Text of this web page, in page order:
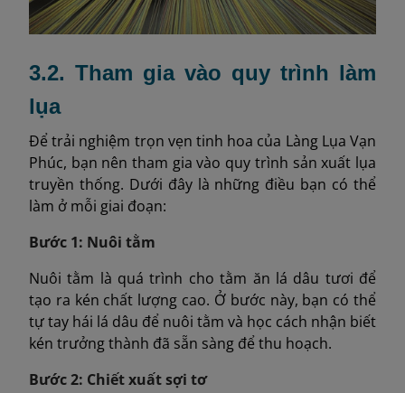
3.2. Tham gia vào quy trình làm
lụa
Để trải nghiệm trọn vẹn tinh hoa của Làng Lụa Vạn
Phúc, bạn nên tham gia vào quy trình sản xuất lụa
truyền thống. Dưới đây là những điều bạn có thể
làm ở mỗi giai đoạn:
Bước 1: Nuôi tằm
Nuôi tằm là quá trình cho tằm ăn lá dâu tươi để
tạo ra kén chất lượng cao. Ở bước này, bạn có thể
tự tay hái lá dâu để nuôi tằm và học cách nhận biết
kén trưởng thành đã sẵn sàng để thu hoạch.
Bước 2: Chiết xuất sợi tơ